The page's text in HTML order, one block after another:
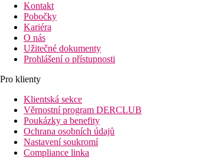
Kontakt
Pobočky
Kariéra
O nás
Užitečné dokumenty
Prohlášení o přístupnosti
Pro klienty
Klientská sekce
Věrnostní program DERCLUB
Poukázky a benefity
Ochrana osobních údajů
Nastavení soukromí
Compliance linka